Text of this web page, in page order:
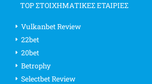
TOP ΣΤΟΙΧΗΜΑΤΙΚΕΣ ΕΤΑΙΡΙΕΣ
Vulkanbet Review
22bet
20bet
Betrophy
Selectbet Review